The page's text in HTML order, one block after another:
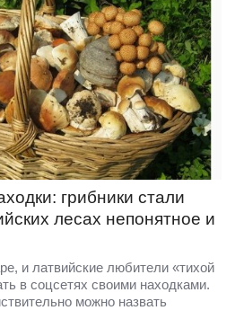
грибники стали
лесах непонятное и
и латвийские любители «тихой
в соцсетях своими находками.
можно назвать